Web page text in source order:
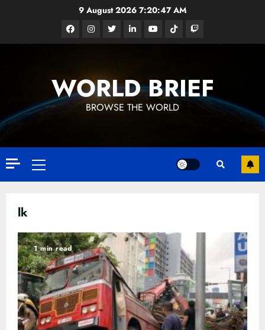
9 August 2026 7:20:47 AM
FacebookInstagram
TwitterLinkedinYoutubeTiktokGoogle
News
WORLD BRIEF
BROWSE THE WORLD
Primary
Menu
lk
1 min read
3
23 FEBRUARY 2023
ඌව පළාතේ දක්ෂතම ක්‍රීඩකයා
මීගහකිවුලන් බිහි වෙයි